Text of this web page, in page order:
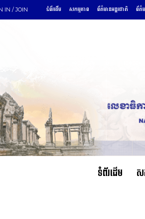
IN / JOIN ទំព័រដើម សកម្មភាព ព័ត៌មានអន្តរជាតិ ព័ត៌
ទំព័រដើម ស